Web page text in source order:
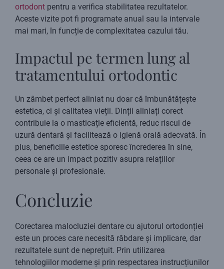
ortodont pentru a verifica stabilitatea rezultatelor.
Aceste vizite pot fi programate anual sau la intervale
mai mari, în funcție de complexitatea cazului tău.
Impactul pe termen lung al
tratamentului ortodontic
Un zâmbet perfect aliniat nu doar că îmbunătățește
estetica, ci și calitatea vieții. Dinții aliniați corect
contribuie la o masticație eficientă, reduc riscul de
uzură dentară și facilitează o igienă orală adecvată. În
plus, beneficiile estetice sporesc încrederea în sine,
ceea ce are un impact pozitiv asupra relațiilor
personale și profesionale.
Concluzie
Corectarea malocluziei dentare cu ajutorul ortodonției
este un proces care necesită răbdare și implicare, dar
rezultatele sunt de neprețuit. Prin utilizarea
tehnologiilor moderne și prin respectarea instrucțiunilor